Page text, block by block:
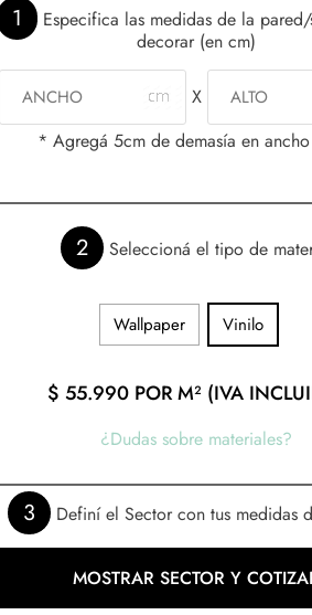
1
Especifica las medidas de la
decorar (en cm)
X
* Agregá 5cm de demasía en
2 Seleccioná el tipo de
Wallpaper Vinilo
$ 55.990POR M² (IVA
¿Dudas sobre materiales?
3 Definí el Sector con tus medidas
MOSTRAR SECTOR Y